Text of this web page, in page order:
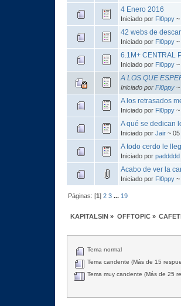
4 Enero 2016
Iniciado por Fl0ppy ~
42 webs de
Iniciado por Fl0ppy ~
6.1M+ CENTRAL
Iniciado por Fl0ppy ~
A LOS QUE
Iniciado porFl0ppy ~
A los retrasados
Iniciado por Fl0ppy ~
A qué se dedican
Iniciado porJair ~
A todo cerdo le
Iniciado porpaddddd
Acabo de ver la
Iniciado por Fl0ppy ~
Páginas: [1]2 3 ... 19
KAPITALSIN » OFFTOPIC»
Tema normal
Tema candente (Más de 15
Tema muy candente (Más de 25